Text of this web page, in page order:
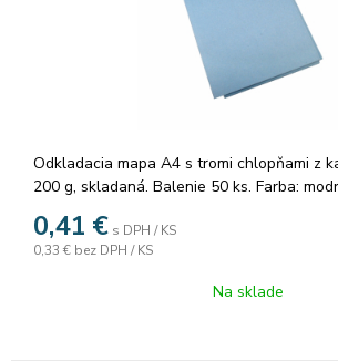
Odkladacia mapa A4 s tromi chlopňami z
200 g, skladaná. Balenie 50 ks. Farba:
0,41 € s DPH / KS
0,33 € bez DPH / KS
Na sklade